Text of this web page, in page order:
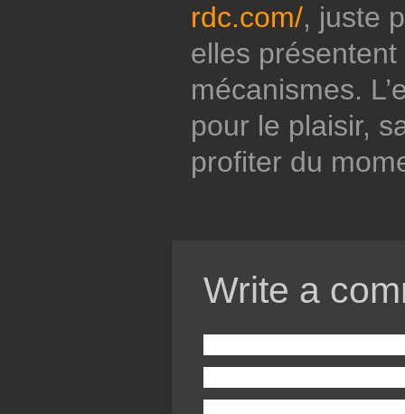
rdc.com/, juste
elles
mécanismes.
pour le plaisir,
profiter du
Write a